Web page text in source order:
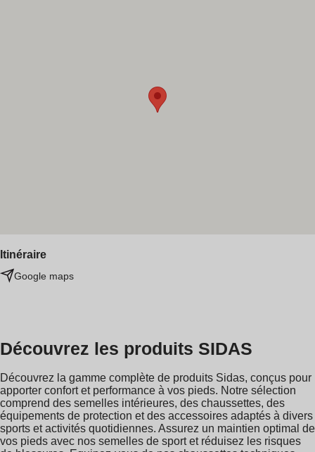
Itinéraire
Google maps
Découvrez les produits SIDAS
Découvrez la gamme complète de produits Sidas, conçus pour
apporter confort et performance à vos pieds. Notre sélection
comprend des semelles intérieures, des chaussettes, des
équipements de protection et des accessoires adaptés à divers
sports et activités quotidiennes. Assurez un maintien optimal de
vos pieds avec nos semelles de sport et réduisez les risques